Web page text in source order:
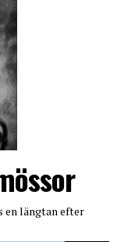
en längtan efter